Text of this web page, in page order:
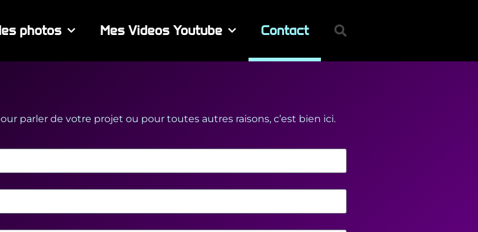
photos Mes Videos Youtube Contact
parler de votre projet ou pour toutes autres raisons, c’est bien ici.